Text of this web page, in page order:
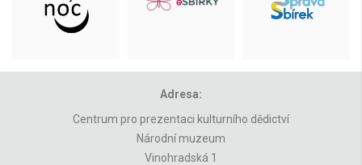
Adresa:
Centrum pro prezentaci kulturního dědictví
Národní muzeum
Vinohradská 1